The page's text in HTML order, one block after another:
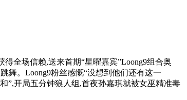
全场信赖,送来首期“星曜嘉宾”Loong9组合奥
舞。Loong9粉丝感慨“没想到他们还有这一
”,开局五分钟狼人组,首夜孙嘉琪就被女巫精准毒